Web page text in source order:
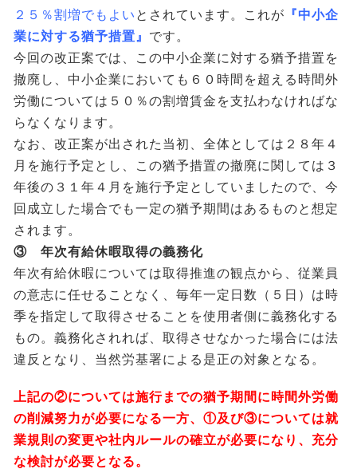
２５％割増でもよい とされています。これが 『中小企
業に対する猶予措置』 です。
今回の改正案では、この中小企業に対する猶予措置を
撤廃し、中小企業においても６０時間を超える時間外
労働については５０％の割増賃金を支払わなければな
らなくなります。
なお、改正案が出された当初、全体としては２８年４
月を施行予定とし、この猶予措置の撤廃に関しては３
年後の３１年４月を施行予定としていましたので、今
回成立した場合でも一定の猶予期間はあるものと想定
されます。
③ 年次有給休暇取得の義務化
年次有給休暇については取得推進の観点から、従業員
の意志に任せることなく、毎年一定日数（５日）は時
季を指定して取得させることを使用者側に義務化する
もの。義務化されれば、取得させなかった場合には法
違反となり、当然労基署による是正の対象となる。
上記の②については施行までの猶予期間に時間外労働
の削減努力が必要になる一方、①及び③については就
業規則の変更や社内ルールの確立が必要になり、充分
な検討が必要となる。